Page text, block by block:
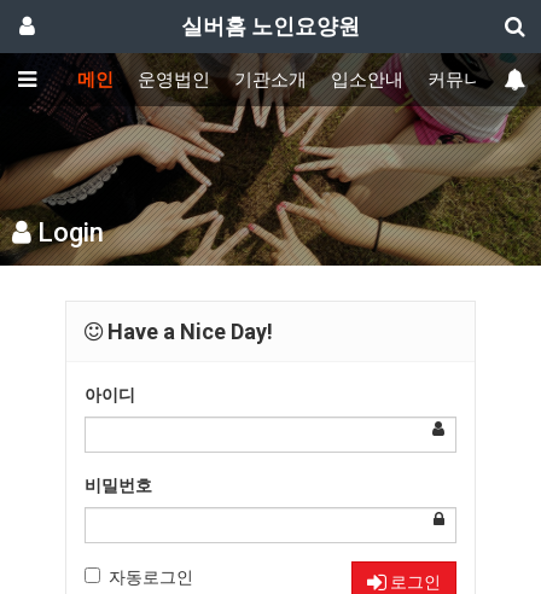
실버홈 노인요양원
메인 운영법인 기관소개 입소안내 커뮤니티
Login
Have a Nice Day!
아이디
비밀번호
자동로그인 로그인